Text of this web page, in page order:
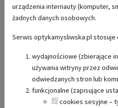
walizeczka.DOWOZIMY
2026-08-10 1
Sprzedam
urządzenia internauty (komputer,
żadnych danych osobowych.
Serwis optykamysliwska.pl
wydajnościowe (zbierające
używania witryny przez
odwiedzanych stron lub
funkcjonalne (zapisujące
cookies sesyjne –